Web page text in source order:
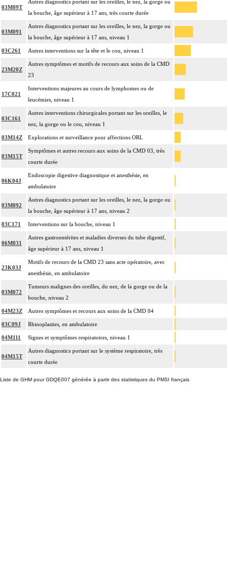
03M09T
Autres diagnostics portant sur les oreilles, le nez, la gorge ou
la bouche, âge supérieur à 17 ans, très courte durée
03M091
Autres diagnostics portant sur les oreilles, le nez, la gorge ou
la bouche, âge supérieur à 17 ans, niveau 1
03C261 Autres interventions sur la tête et le cou, niveau 1
23M20Z
Autres symptômes et motifs de recours aux soins de la CMD
23
17C021
Interventions majeures au cours de lymphomes ou de
leucémies, niveau 1
03C161
Autres interventions chirurgicales portant sur les oreilles, le
nez, la gorge ou le cou, niveau 1
03M14Z Explorations et surveillance pour affections ORL
03M15T
Symptômes et autres recours aux soins de la CMD 03, très
courte durée
06K04J
Endoscopie digestive diagnostique et anesthésie, en
ambulatoire
03M092
Autres diagnostics portant sur les oreilles, le nez, la gorge ou
la bouche, âge supérieur à 17 ans, niveau 2
03C171 Interventions sur la bouche, niveau 1
06M031
Autres gastroentérites et maladies diverses du tube digestif,
âge supérieur à 17 ans, niveau 1
23K03J
Motifs de recours de la CMD 23 sans acte opératoire, avec
anesthésie, en ambulatoire
03M072
Tumeurs malignes des oreilles, du nez, de la gorge ou de la
bouche, niveau 2
04M23Z Autres symptômes et recours aux soins de la CMD 04
03C09J Rhinoplasties, en ambulatoire
04M111 Signes et symptômes respiratoires, niveau 1
04M15T
Autres diagnostics portant sur le système respiratoire, très
courte durée
Liste de GHM pour GDQE007 générée à partir des statistiques du PMSI français